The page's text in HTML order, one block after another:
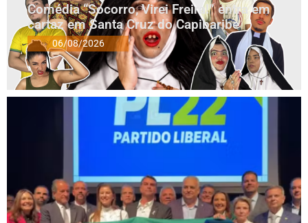
Comédia “Socorro, Virei Freira!” entra em
cartaz em Santa Cruz do Capibaribe
06/08/2026